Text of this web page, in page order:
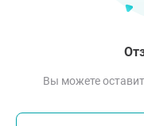
Вы можете